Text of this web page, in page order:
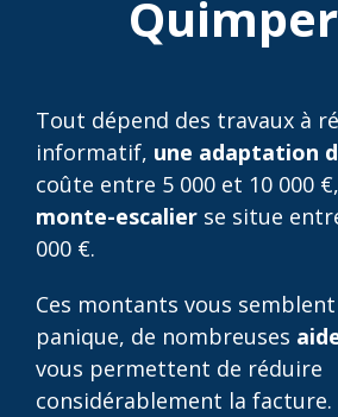
Tout dépend des travaux à
informatif, une adaptation
coûte entre 5 000 et 10 000
monte-escalier se situe
000 €.
Ces montants vous semblent
panique, de nombreuses
vous permettent de réduire
considérablement la facture.